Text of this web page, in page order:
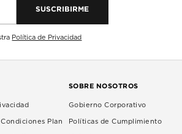
SUSCRIBIRME
Política de Privacidad
Plan
SOBRE NOSOTROS
Gobierno Corporativo
Políticas de Cumplimiento